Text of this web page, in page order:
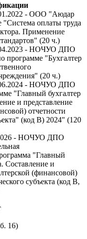
- ООО "Аюдар
оплаты труда
Применение
(20 ч.)
- НОЧУО ДПО
"Бухгалтер
(20 ч.)
- НОЧУО ДПО
"Главный бухгалтер
и представление
отчетности
(код В) 2024" (120
- НОЧУО ДПО
"Главный
Составление и
(финансовой)
субъекта (код B,
16)